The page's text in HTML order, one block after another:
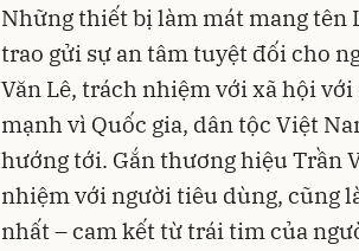
Những thiết bị làm mát mang tên
trao gửi sự an tâm tuyệt đối cho
Văn Lê, trách nhiệm với xã hội
mạnh vì Quốc gia, dân tộc Việt
hướng tới. Gắn thương hiệu Trần
nhiệm với người tiêu dùng, cũng
nhất – cam kết từ trái tim của